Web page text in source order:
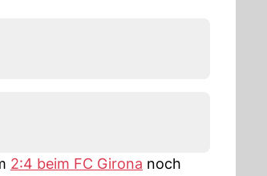
2:4 beim FC Girona noch